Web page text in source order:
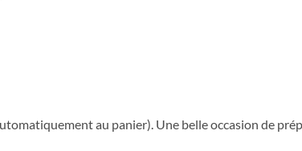
au panier). Une belle occasion de